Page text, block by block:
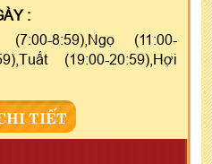
:
8:59),Ngọ (11:00-
(19:00-20:59),Hợi
TIẾT